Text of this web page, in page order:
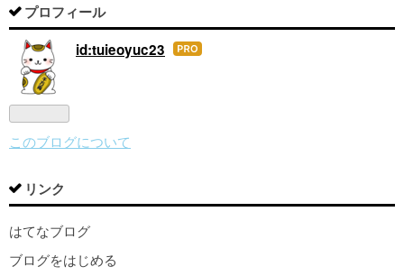
プロフィール
id:tuieoyuc23 はて
このブログについて
リンク
はてなブログ
ブログをはじめる